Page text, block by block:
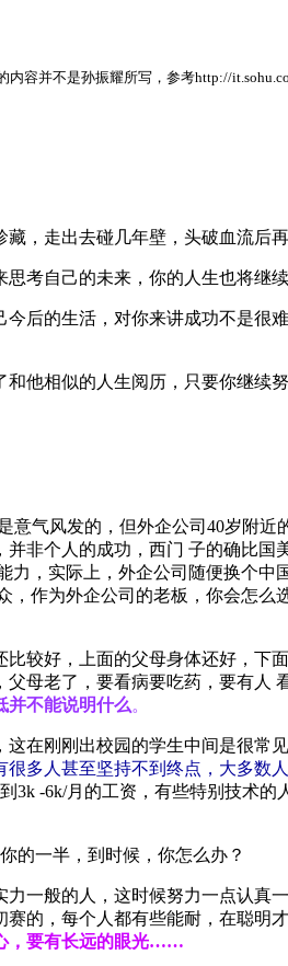
内容并不是孙振耀所写，参考http://
，走出去碰几年壁，头破血流后
考自己的未来，你的人生也将继续
后的生活，对你来讲成功不是很
他相似的人生阅历，只要你继续
气风发的，但外企公司40岁附
非个人的成功，西门 子的确比
，实际上，外企公司随便换个
作为外企公司的老板，你会怎
较好，上面的父母身体还好，下
母老了，要看病要吃药，要有人
并不能说明什么。
在刚刚出校园的学生中间是很常
多人甚至坚持不到终点，大多数
3k -6k/月的工资，有些特别技术
的一半，到时候，你怎么办？
一般的人，这时候努力一点认真
的，每个人都有些能耐，在聪明
，要有长远的眼光……